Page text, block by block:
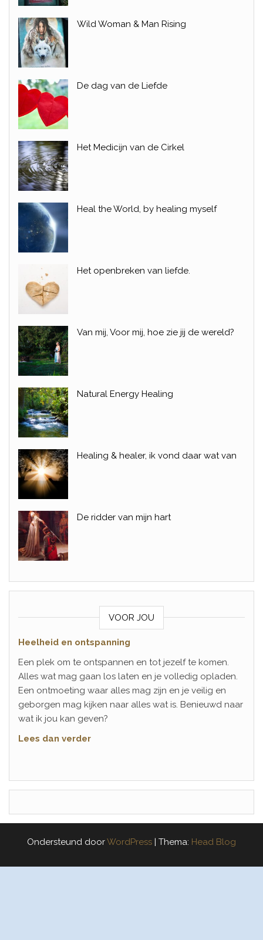
Wild Woman & Man Rising
De dag van de Liefde
Het Medicijn van de Cirkel
Heal the World, by healing myself
Het openbreken van liefde.
Van mij, Voor mij, hoe zie jij de wereld?
Natural Energy Healing
Healing & healer, ik vond daar wat van
De ridder van mijn hart
VOOR JOU
Heelheid en ontspanning
Een plek om te ontspannen en tot jezelf te komen.
Alles wat mag gaan los laten en je volledig opladen.
Een ontmoeting waar alles mag zijn en je veilig en
geborgen mag kijken naar alles wat is. Benieuwd naar
wat ik jou kan geven?
Lees dan verder
Ondersteund doorWordPress | Thema: Head Blog